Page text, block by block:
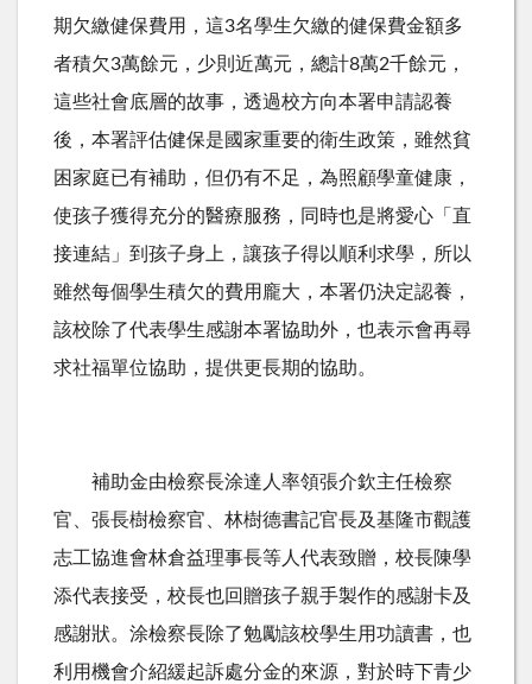
期欠繳健保費用，這3名學生欠繳的健保費金額多
者積欠3萬餘元，少則近萬元，總計8萬2千餘元，
這些社會底層的故事，透過校方向本署申請認養
後，本署評估健保是國家重要的衛生政策，雖然貧
困家庭已有補助，但仍有不足，為照顧學童健康，
使孩子獲得充分的醫療服務，同時也是將愛心「直
接連結」到孩子身上，讓孩子得以順利求學，所以
雖然每個學生積欠的費用龐大，本署仍決定認養，
該校除了代表學生感謝本署協助外，也表示會再尋
求社福單位協助，提供更長期的協助。
補助金由檢察長涂達人率領張介欽主任檢察
官、張長樹檢察官、林樹德書記官長及基隆市觀護
志工協進會林倉益理事長等人代表致贈，校長陳學
添代表接受，校長也回贈孩子親手製作的感謝卡及
感謝狀。涂檢察長除了勉勵該校學生用功讀書，也
利用機會介紹緩起訴處分金的來源，對於時下青少